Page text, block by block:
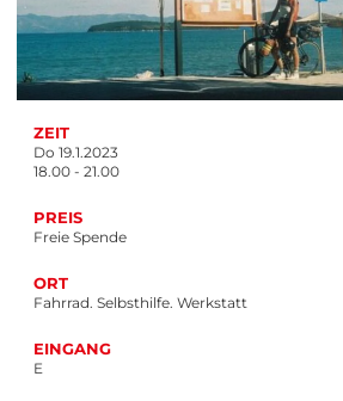
ZEIT
Do 19.1.2023
18.00 - 21.00
PREIS
Freie Spende
ORT
Fahrrad. Selbsthilfe. Werkstatt
EINGANG
E